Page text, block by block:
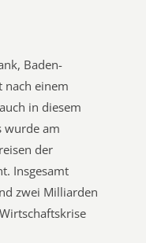
Baden-
nach einem
in diesem
wurde am
der
Insgesamt
zwei Milliarden